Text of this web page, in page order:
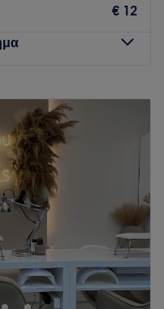
€ 12
09:00
09:00–
09:00
09:00
09:00
Κλειστό
που βρίσκεται
και η φροντίδα
επίκεντρο.